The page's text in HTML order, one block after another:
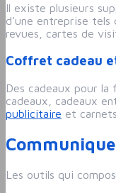
Il existe plusieurs
d’une entreprise tels
revues, cartes de
Coffret cadeau
Des cadeaux pour
cadeaux, cadeaux
publicitaire et
Les outils qui